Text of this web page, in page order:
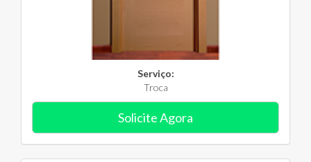
Serviço:
Troca
Solicite Agora